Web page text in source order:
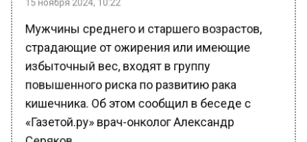
страдающие от ожирения или имеющие
избыточный вес, входят в группу
повышенного риска по развитию рака
кишечника. Об этом сообщил в беседе с
«Газетой.ру» врач-онколог Александр
Серяков.